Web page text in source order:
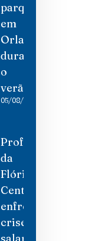
parques
em
Orlando
durante
o
verão
05/08/2026
Professores
da
Flórida
Central
enfrentam
crise
salarial